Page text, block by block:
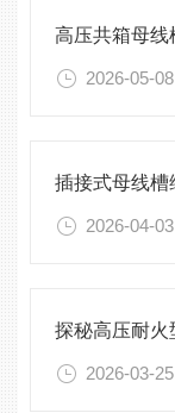
2026-05-08
2026-04-03
2026-03-25